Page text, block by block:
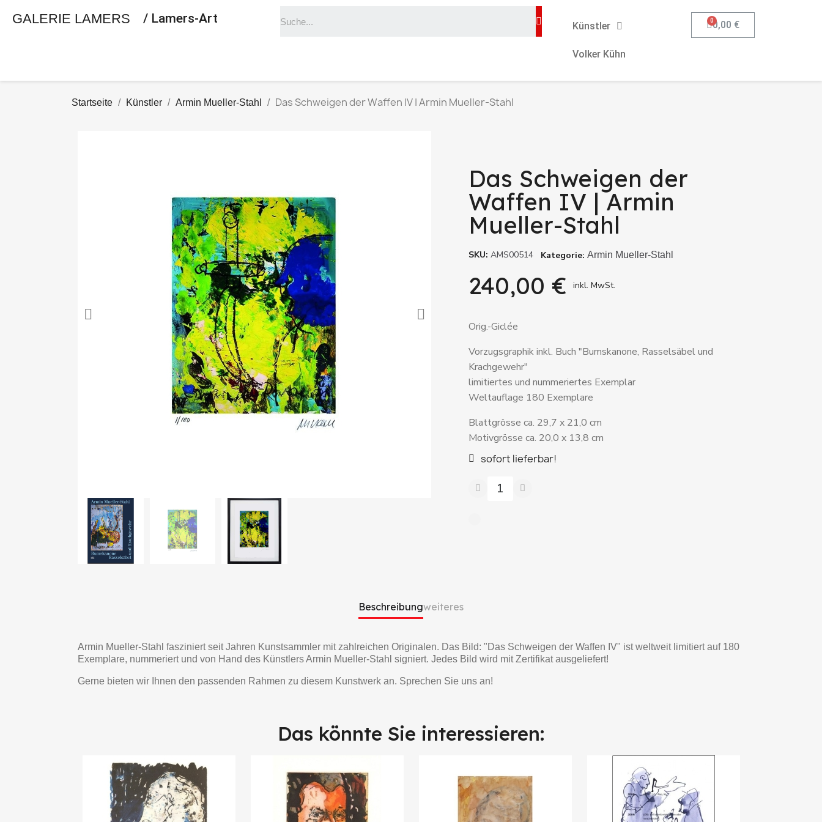
GALERIE LAMERS / Lamers-Art
Künstler
Volker Kühn
0,00 €
Startseite Künstler Armin Mueller-Stahl Das Schweigen der Waffen IV | Armin Mueller-Stahl
Das Schweigen der
Waffen IV | Armin
Mueller-Stahl
SKU AMS00514 Kategorie Armin Mueller-Stahl
240,00 € inkl. MwSt.
Orig.-Giclée
Vorzugsgraphik inkl. Buch "Bumskanone, Rasselsäbel und
Krachgewehr"
limitiertes und nummeriertes Exemplar
Weltauflage 180 Exemplare
Blattgrösse ca. 29,7 x 21,0 cm
Motivgrösse ca. 20,0 x 13,8 cm
sofort lieferbar!
Beschreibungweiteres
Armin Mueller-Stahl fasziniert seit Jahren Kunstsammler mit zahlreichen Originalen. Das Bild: "Das Schweigen der Waffen IV" ist weltweit limitiert auf 180
Exemplare, nummeriert und von Hand des Künstlers Armin Mueller-Stahl signiert. Jedes Bild wird mit Zertifikat ausgeliefert!
Gerne bieten wir Ihnen den passenden Rahmen zu diesem Kunstwerk an. Sprechen Sie uns an!
Das könnte Sie interessieren: